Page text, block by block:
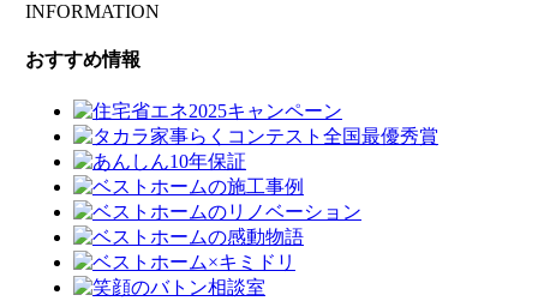
INFORMATION
おすすめ情報